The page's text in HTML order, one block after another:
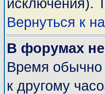
исключения).
Вернуться к
В форумах
Время обычно
к другому